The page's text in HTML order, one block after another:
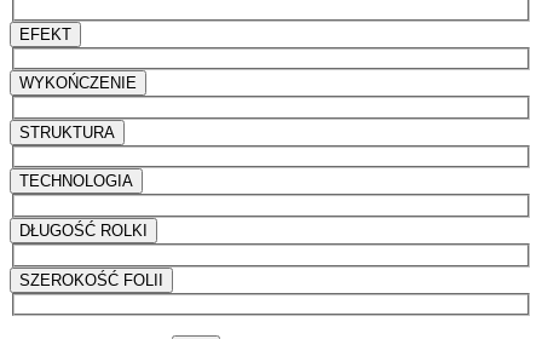
EFEKT
WYKOŃCZENIE
STRUKTURA
TECHNOLOGIA
DŁUGOŚĆ ROLKI
SZEROKOŚĆ FOLII